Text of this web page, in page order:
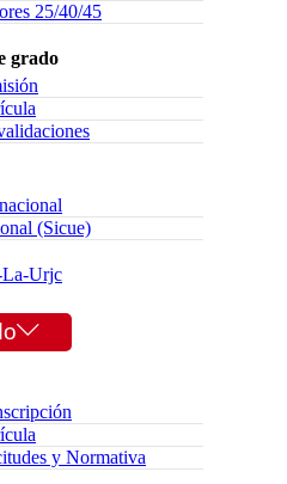
25/40/45
grado
(Sicue)
La-Urjc
y Normativa